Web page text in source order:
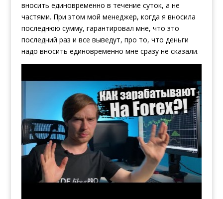
вносить единовременно в течение суток, а не
частями. При этом мой менеджер, когда я вносила
последнюю сумму, гарантировал мне, что это
последний раз и все выведут, про то, что деньги
надо вносить единовременно мне сразу не сказали.